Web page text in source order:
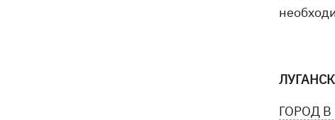
ЛУГАНСК
ГОРОД